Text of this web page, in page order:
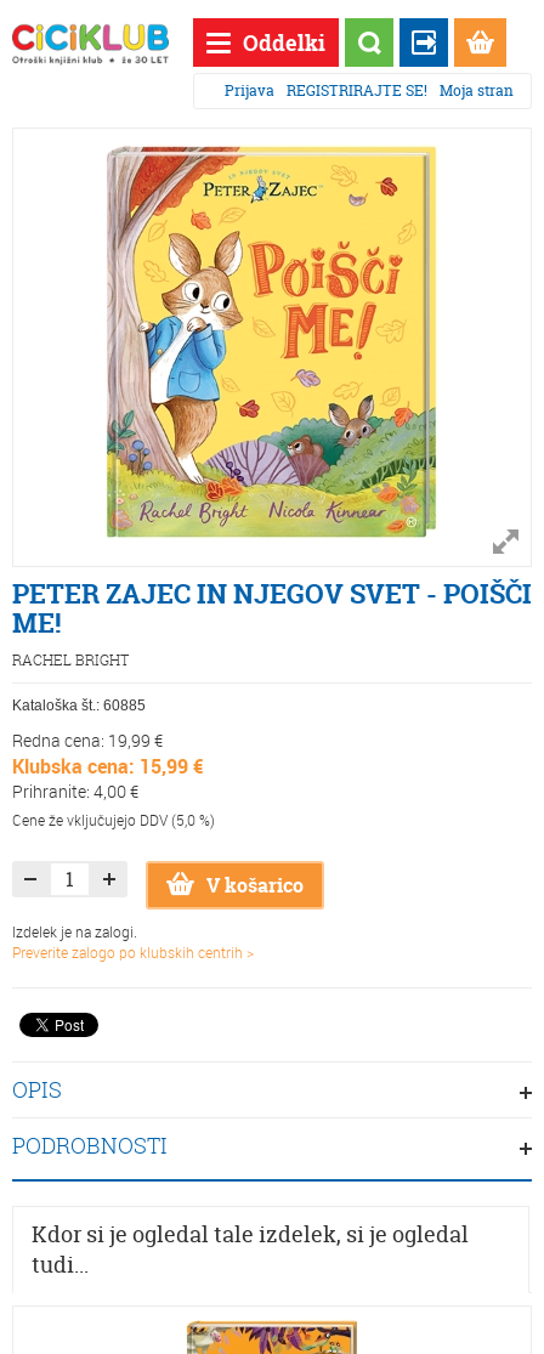
Oddelki
Prijava REGISTRIRAJTE SE! Moja stran
PETER ZAJEC IN NJEGOV SVET - POIŠČI
ME!
RACHEL BRIGHT
Kataloška št.: 60885
Redna cena: 19,99 €
Klubska cena: 15,99 €
Prihranite: 4,00 €
Cene že vključujejo DDV (5,0 %)
V košarico
Izdelek je na zalogi.
Preverite zalogo po klubskih centrih >
OPIS
PODROBNOSTI
Kdor si je ogledal tale izdelek, si je ogledal
tudi...